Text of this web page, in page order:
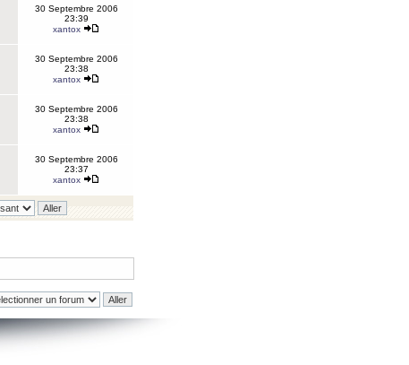
30 Septembre 2006
23:39
xantox
30 Septembre 2006
23:38
xantox
30 Septembre 2006
23:38
xantox
30 Septembre 2006
23:37
xantox